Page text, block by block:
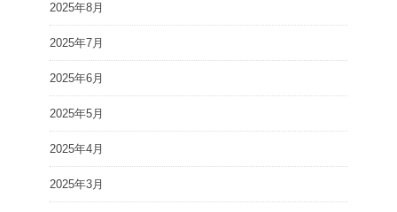
2025年8月
2025年7月
2025年6月
2025年5月
2025年4月
2025年3月